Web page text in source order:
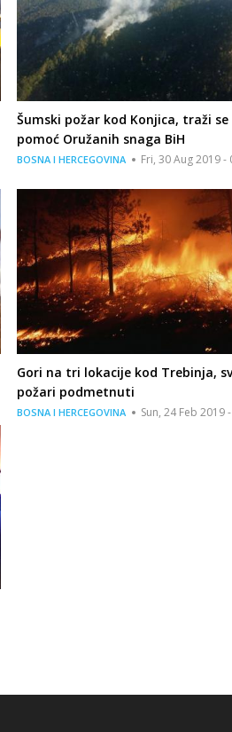
Šumski požar kod Konjica, traži se
pomoć Oružanih snaga BiH
BOSNA I HERCEGOVINA Fri, 30 Aug 2019 -
Gori na tri lokacije kod Trebinja,
požari podmetnuti
BOSNA I HERCEGOVINA Sun, 24 Feb 2019